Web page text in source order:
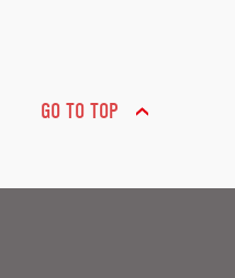
GO TO TOP